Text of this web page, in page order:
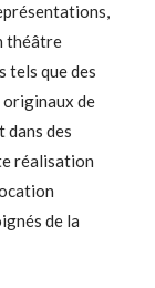
théâtre
tels que des
originaux de
dans des
réalisation
de la